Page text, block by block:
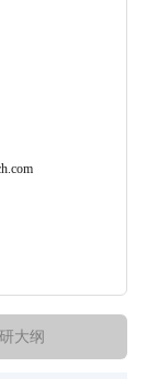
大纲